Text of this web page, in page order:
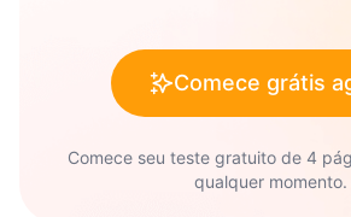
Comece grátis
Comece seu teste gratuito de 4
qualquer momento.